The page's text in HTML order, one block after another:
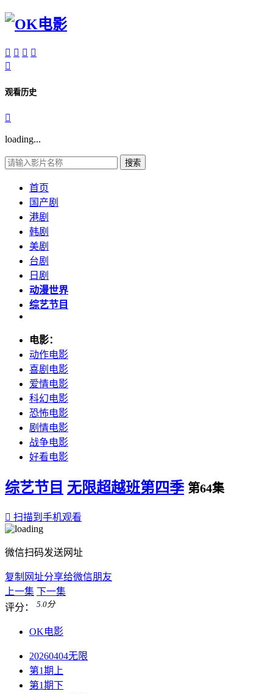
   

观看历史

loading...
搜索
首页
国产剧
港剧
韩剧
美剧
台剧
日剧
动漫世界
综艺节目
电影：
动作电影
喜剧电影
爱情电影
科幻电影
恐怖电影
剧情电影
战争电影
好看电影
综艺节目 无限超越班第四季 第64集
 扫描到手机观看
微信扫码发送网址
复制网址分享给微信朋友
上一集 下一集
评分：
5.0分
OK电影
20260404无限
第1期上
第1期下